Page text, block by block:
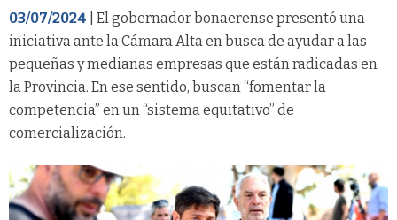
03/07/2024 | El gobernador bonaerense presentó una
iniciativa ante la Cámara Alta en busca de ayudar a las
pequeñas y medianas empresas que están radicadas en
la Provincia. En ese sentido, buscan “fomentar la
competencia” en un “sistema equitativo” de
comercialización.